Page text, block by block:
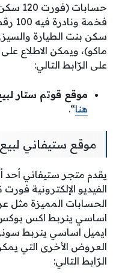
سكن بنت الطيارة
ماكو)، ويمكن الاطلاع
على الرّابط التالي:
موقع قوتم ستار
هنا“.
موقع ستيفاني
يقدم متجر ستيفاني
الفيديو الإلكترونية
الحسابات المميزة
اساسي ينربط اكس
ايميل اساسي ينربط
العروض الأخرى التي
الرّابط التالي: